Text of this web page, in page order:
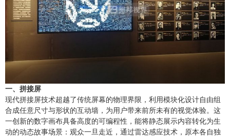
一、拼接屏
现代拼接屏技术超越了传统屏幕的物理界限，利用模块化设计自由组
合成任意尺寸与形状的互动墙，为用户带来前所未有的视觉体验。这
一创新的数字画布具备高度的可编程性，能将静态展示内容转化为生
动的动态故事场景：观众一旦走近，通过雷达感应技术，原本各自独